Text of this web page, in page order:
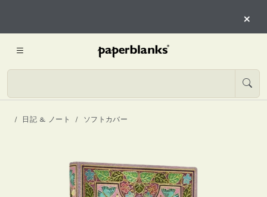
×
日記 & ノート ソフトカバー